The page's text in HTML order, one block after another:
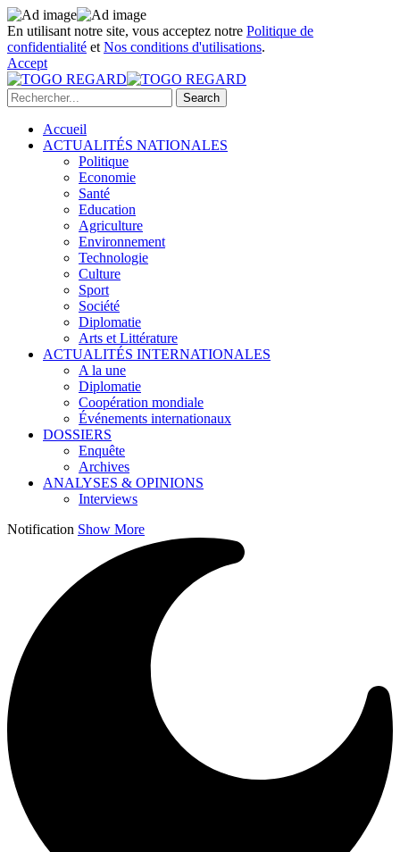
En utilisant notre site, vous acceptez notre Politique de
confidentialité et Nos conditions d'utilisations.
Accept
Accueil
ACTUALITÉS NATIONALES
Politique
Economie
Santé
Education
Agriculture
Environnement
Technologie
Culture
Sport
Société
Diplomatie
Arts et Littérature
ACTUALITÉS INTERNATIONALES
A la une
Diplomatie
Coopération mondiale
Événements internationaux
DOSSIERS
Enquête
Archives
ANALYSES & OPINIONS
Interviews
Notification Show More